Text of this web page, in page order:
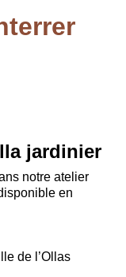
jardinier
notre atelier
en
de l’Ollas